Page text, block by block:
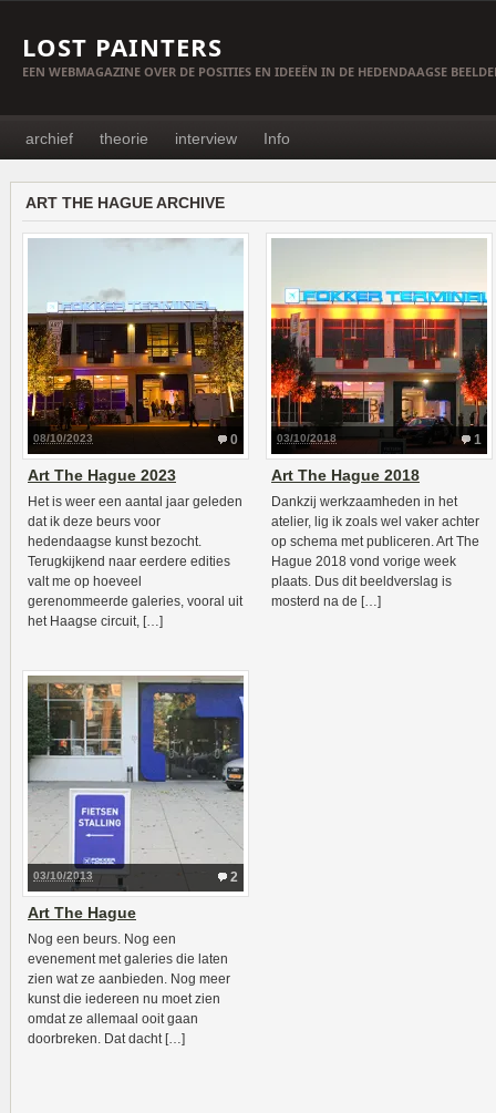
LOST PAINTERS
EEN WEBMAGAZINE OVER DE POSITIES EN IDEEËN IN DE HEDENDAAGSE
archief theorie interview Info
ART THE HAGUE ARCHIVE
0
08/10/2023
Art The Hague 2023
Het is weer een aantal jaar geleden
dat ik deze beurs voor
hedendaagse kunst bezocht.
Terugkijkend naar eerdere edities
valt me op hoeveel
gerenommeerde galeries, vooral uit
het Haagse circuit, […]
1
03/10/2018
Art The Hague 2018
Dankzij werkzaamheden in het
atelier, lig ik zoals wel vaker achter
op schema met publiceren. Art The
Hague 2018 vond vorige week
plaats. Dus dit beeldverslag is
mosterd na de […]
2
03/10/2013
Art The Hague
Nog een beurs. Nog een
evenement met galeries die laten
zien wat ze aanbieden. Nog meer
kunst die iedereen nu moet zien
omdat ze allemaal ooit gaan
doorbreken. Dat dacht […]